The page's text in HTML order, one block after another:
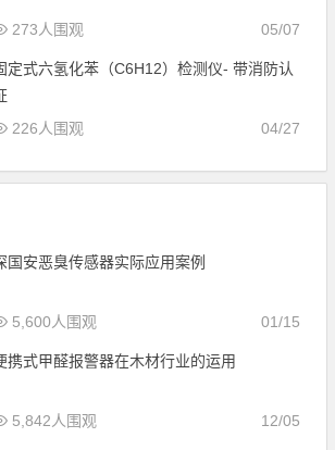
05/07
273人围观
定式六氢化苯（C6H12）检测仪- 带消防认
04/27
226人围观
国安恶臭传感器实际应用案例
01/15
5,600人围观
携式甲醛报警器在木材行业的运用
12/05
5,842人围观